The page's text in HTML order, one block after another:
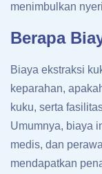
menimbulkan
Berapa
Biaya ekstraksi
keparahan,
kuku, serta
Umumnya, biaya
medis, dan
mendapatkan